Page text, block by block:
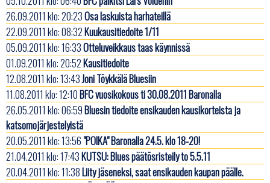
26.09.2011 klo: 20:23Osa laskuista harhateillä
22.09.2011 klo: 08:32Kuukausitiedoite 1/11
05.09.2011 klo: 16:33Otteluveikkaus taas käynnissä
01.09.2011 klo: 20:52Kausitiedoite
12.08.2011 klo: 13:43Joni Töykkälä Bluesiin
11.08.2011 klo: 12:10BFC vuosikokous ti 30.08.2011 Baronalla
26.05.2011 klo: 06:59Bluesin tiedoite ensikauden kausikorteista ja
katsomojärjestelyistä
20.05.2011 klo: 13:56 "POIKA" Baronalla 24.5. klo 18-20!
21.04.2011 klo: 17:43KUTSU: Blues päätösristeily to 5.5.11
20.04.2011 klo: 11:38Liity jäseneksi, saat ensikauden kaupan päälle.